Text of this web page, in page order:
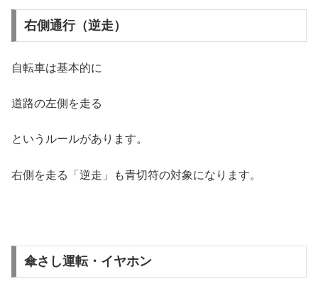
右側通行（逆走）
自転車は基本的に
道路の左側を走る
というルールがあります。
右側を走る「逆走」も青切符の対象になります。
傘さし運転・イヤホン